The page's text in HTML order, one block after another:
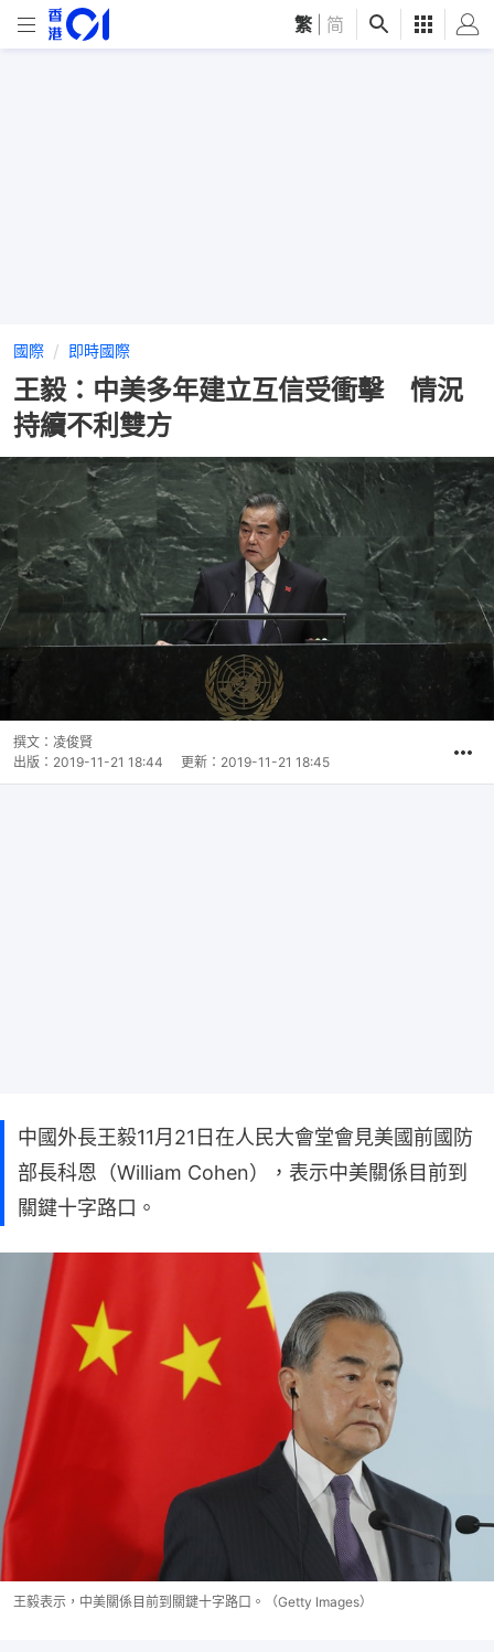
繁 简
國際 即時國際
王毅：中美多年建立互信受衝擊 情況
持續不利雙方
撰文： 凌俊賢
出版： 2019-11-21 18:44 更新： 2019-11-21 18:45
中國外長王毅11月21日在人民大會堂會見美國前國防
部長科恩（William Cohen），表示中美關係目前到
關鍵十字路口。
王毅表示，中美關係目前到關鍵十字路口。（Getty Images）